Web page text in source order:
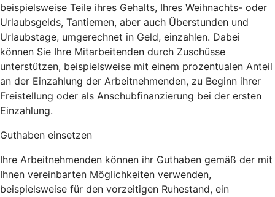
beispielsweise Teile ihres Gehalts, Ihres Weihnachts- oder
Urlaubsgelds, Tantiemen, aber auch Überstunden und
Urlaubstage, umgerechnet in Geld, einzahlen. Dabei
können Sie Ihre Mitarbeitenden durch Zuschüsse
unterstützen, beispielsweise mit einem prozentualen Anteil
an der Einzahlung der Arbeitnehmenden, zu Beginn ihrer
Freistellung oder als Anschubfinanzierung bei der ersten
Einzahlung.
Guthaben einsetzen
Ihre Arbeitnehmenden können ihr Guthaben gemäß der mit
Ihnen vereinbarten Möglichkeiten verwenden,
beispielsweise für den vorzeitigen Ruhestand, ein